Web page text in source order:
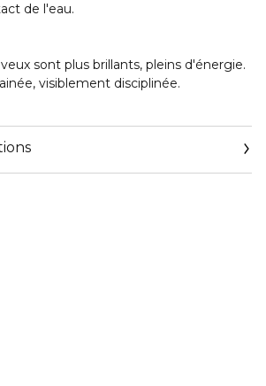
de l'eau.
sont plus brillants, pleins d'énergie.
visiblement disciplinée.